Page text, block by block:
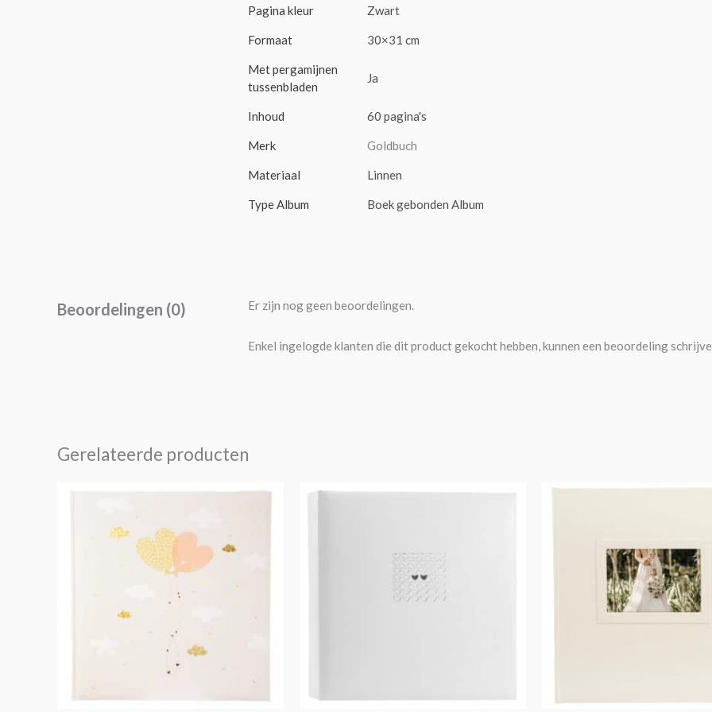
Pagina kleur Zwart
Formaat 30×31 cm
Met pergamijnen
tussenbladen
Ja
Inhoud 60 pagina's
Merk Goldbuch
Materiaal Linnen
Type Album Boek gebonden Album
Beoordelingen (0) Er zijn nog geen beoordelingen.
Enkel ingelogde klanten die dit product gekocht hebben, kunnen een beoordeling
Gerelateerde producten